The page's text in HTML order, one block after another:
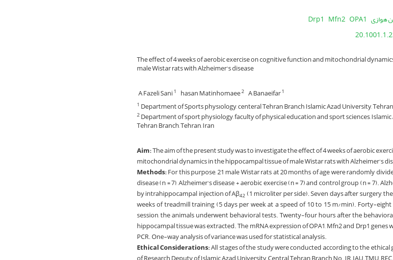
هوازی OPA1
Mfn2
Drp1
The effect of 4 weeks of aerobic exercise on cognitive function and mitochondrial
male Wistar rats with Alzheimer's disease
A Fazeli Sani1 hasan Matinhomaee2 A Banaeifar1
1 Department of Sports physıology, centeral Tehran Branch Islamic Azad University,
2Department of sport physiology, faculty of physical education and sport sciences,
Tehran Branch, Tehran, Iran
Aim:The aim of the present study was to investigate the effect of 4 weeks of aerobic
mitochondrial dynamics in the hippocampal tissue of male Wistar rats with Alzheimer's
Methods:For this purpose, 21 male Wistar rats at 20 months of age were randomly
disease (n = 7), Alzheimer's disease + aerobic exercise (n = 7) and control group (n = 7).
by intrahippocampal injection of Aβ42(1 microliter per side). Seven days after surgery,
weeks of treadmill training (5 days per week at a speed of 10 to 15 m/min). Forty-
session, the animals underwent behavioral tests. Twenty-four hours after the
hippocampal tissue was extracted. The mRNA expression of OPA1, Mfn2 and Drp1 genes
PCR. One-way analysis of variance was used for statistical analysis.
Ethical Considerations:All stages of the study were conducted according to the